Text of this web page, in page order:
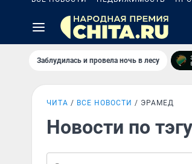
Заблудилась и провела ночь в лесу
ЧИТА ВСЕ НОВОСТИ ЭРАМЕД
Новости по